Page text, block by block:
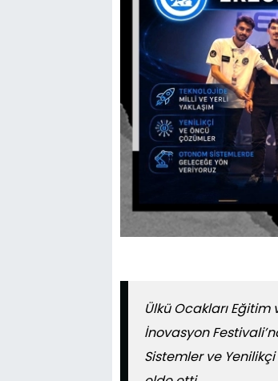
Ülkü Ocakları Eğitim
İnovasyon
Sistemler ve